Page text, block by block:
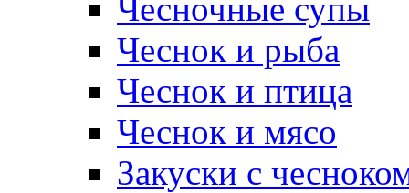
Чесночные супы
Чеснок и рыба
Чеснок и птица
Чеснок и мясо
Закуски с